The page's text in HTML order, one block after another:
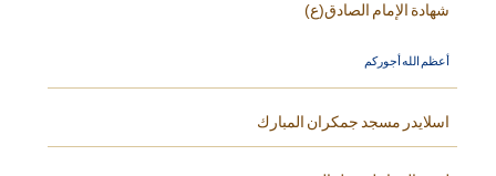
شهادة الإمام الصادق(ع)
أعظم الله أجوركم
اسلايدر مسجد جمكران المبارك